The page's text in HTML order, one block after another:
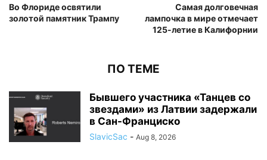
Во Флориде освятили
золотой памятник Трампу
Самая долговечная
лампочка в мире отмечает
125-летие в Калифорнии
ПО ТЕМЕ
Бывшего участника «Танцев со
звездами» из Латвии задержали
в Сан-Франциско
SlavicSac - Aug 8, 2026